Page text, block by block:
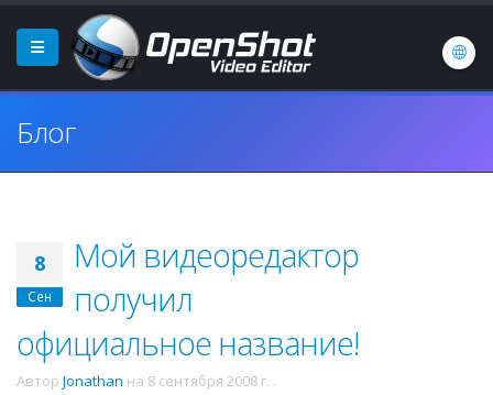
Блог
8
Сен
Мой видеоредактор
получил
официальное название!
Автор Jonathan на 8 сентября 2008 г. .